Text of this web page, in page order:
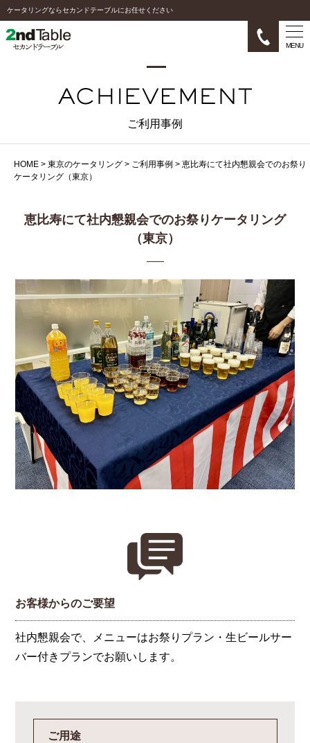
ケータリングならセカンドテーブルにお任せください
MENU
ご利用事例
HOME > 東京のケータリング > ご利用事例 > 恵比寿にて社内懇親会でのお祭り
ケータリング（東京）
恵比寿にて社内懇親会でのお祭りケータリング
（東京）
お客様からのご要望
社内懇親会で、メニューはお祭りプラン・生ビールサー
バー付きプランでお願いします。
ご用途